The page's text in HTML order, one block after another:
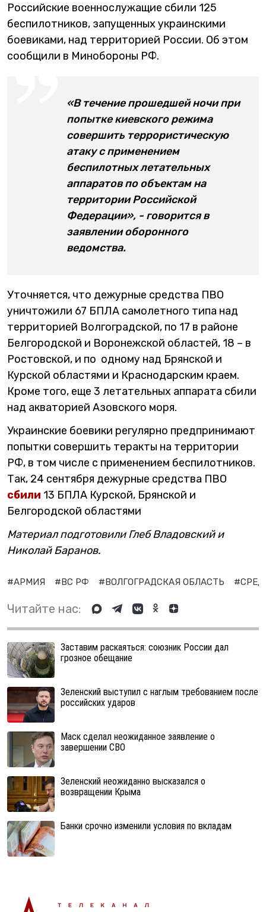
Российские военнослужащие сбили 125
беспилотников, запущенных украинскими
боевиками, над территорией России. Об этом
сообщили в Минобороны РФ.
«В течение прошедшей ночи при
попытке киевского режима
совершить террористическую
атаку с применением
беспилотных летательных
аппаратов по объектам на
территории Российской
Федерации», - говорится в
заявлении оборонного
ведомства.
Уточняется, что дежурные средства ПВО
уничтожили 67 БПЛА самолетного типа над
территорией Волгоградской, по 17 в районе
Белгородской и Воронежской областей, 18 – в
Ростовской, и по одному над Брянской и
Курской областями и Краснодарским краем.
Кроме того, еще 3 летательных аппарата сбили
над акваторией Азовского моря.
Украинские боевики регулярно предпринимают
попытки совершить теракты на территории
РФ, в том числе с применением беспилотников.
Так, 24 сентября дежурные средства ПВО
сбили 13 БПЛА Курской, Брянской и
Белгородской областями
Материал подготовили Глеб Владовский и
Николай Баранов.
#АРМИЯ #ВС РФ #ВОЛГОГРАДСКАЯ ОБЛАСТЬ
Читайте нас:
Заставим раскаяться: союзник России дал
грозное обещание
Зеленский выступил с наглым требованием после
российских ударов
Маск сделал неожиданное заявление о
завершении СВО
Зеленский неожиданно высказался о
возвращении Крыма
Банки срочно изменили условия по вкладам